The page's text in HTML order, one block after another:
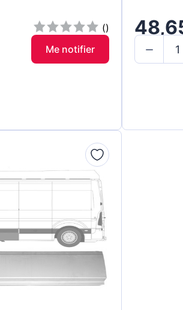
()
Me notifier